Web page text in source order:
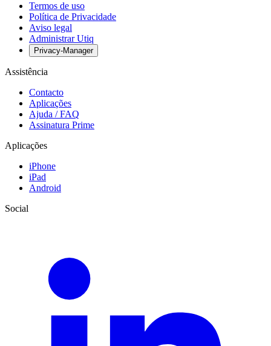
Termos de uso
Política de Privacidade
Aviso legal
Administrar Utiq
Privacy-Manager
Assistência
Contacto
Aplicações
Ajuda / FAQ
Assinatura Prime
Aplicações
iPhone
iPad
Android
Social